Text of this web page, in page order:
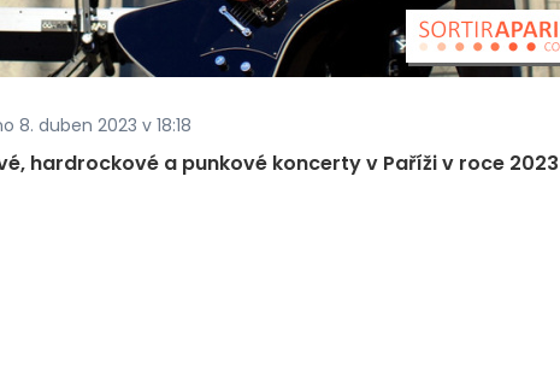
8. duben 2023 v 18:18
hardrockové a punkové koncerty v Paříži v roce